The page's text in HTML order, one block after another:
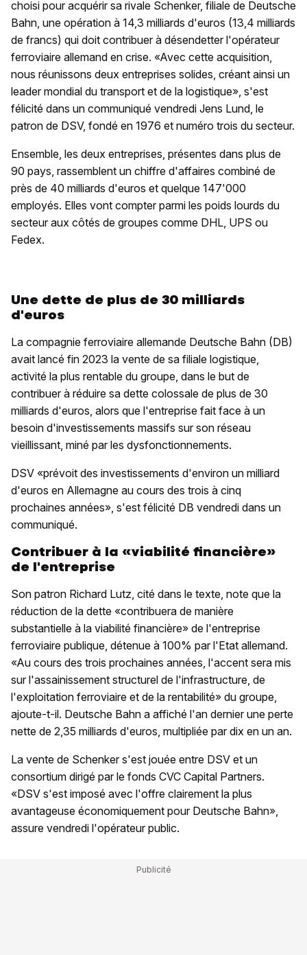
choisi pour acquérir sa rivale Schenker, filiale de Deutsche
Bahn, une opération à 14,3 milliards d'euros (13,4 milliards
de francs) qui doit contribuer à désendetter l'opérateur
ferroviaire allemand en crise. «Avec cette acquisition,
nous réunissons deux entreprises solides, créant ainsi un
leader mondial du transport et de la logistique», s'est
félicité dans un communiqué vendredi Jens Lund, le
patron de DSV, fondé en 1976 et numéro trois du secteur.
Ensemble, les deux entreprises, présentes dans plus de
90 pays, rassemblent un chiffre d'affaires combiné de
près de 40 milliards d'euros et quelque 147'000
employés. Elles vont compter parmi les poids lourds du
secteur aux côtés de groupes comme DHL, UPS ou
Fedex.
Une dette de plus de 30 milliards
d'euros
La compagnie ferroviaire allemande Deutsche Bahn (DB)
avait lancé fin 2023 la vente de sa filiale logistique,
activité la plus rentable du groupe, dans le but de
contribuer à réduire sa dette colossale de plus de 30
milliards d'euros, alors que l'entreprise fait face à un
besoin d'investissements massifs sur son réseau
vieillissant, miné par les dysfonctionnements.
DSV «prévoit des investissements d'environ un milliard
d'euros en Allemagne au cours des trois à cinq
prochaines années», s'est félicité DB vendredi dans un
communiqué.
Contribuer à la «viabilité financière»
de l'entreprise
Son patron Richard Lutz, cité dans le texte, note que la
réduction de la dette «contribuera de manière
substantielle à la viabilité financière» de l'entreprise
ferroviaire publique, détenue à 100% par l'Etat allemand.
«Au cours des trois prochaines années, l'accent sera mis
sur l'assainissement structurel de l'infrastructure, de
l'exploitation ferroviaire et de la rentabilité» du groupe,
ajoute-t-il. Deutsche Bahn a affiché l'an dernier une perte
nette de 2,35 milliards d'euros, multipliée par dix en un an.
La vente de Schenker s'est jouée entre DSV et un
consortium dirigé par le fonds CVC Capital Partners.
«DSV s'est imposé avec l'offre clairement la plus
avantageuse économiquement pour Deutsche Bahn»,
assure vendredi l'opérateur public.